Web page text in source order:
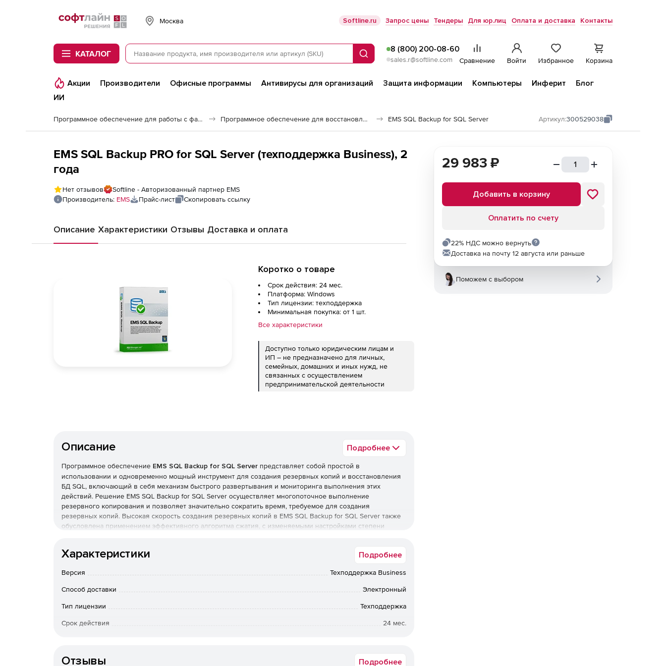
Softline
Москва Softline.ru Запрос цены Тендеры Для юр.лиц Оплата и доставка Контакты
КАТАЛОГ Поиск
8 (800) 200-08-60
sales.r@softline.com Сравнение Войти Избранное Корзина
Акции Производители Офисные программы Антивирусы для организаций Защита информации Компьютеры Инферит
Блог
ИИ
Программное обеспечение для работы с файлами и дисками Программное обеспечение для восстановления данных EMS SQL Backup for SQL Server Артикул:300529038
EMS SQL Backup PRO for SQL Server (техподдержка Business), 2
года
Нет отзывов
Softline - Авторизованный партнер EMS
Производитель: EMS Прайс-лист Скопировать ссылку
Описание Характеристики Отзывы Доставка и оплата
Коротко о товаре
Срок действия: 24 мес.
Платформа: Windows
Тип лицензии: техподдержка
Минимальная покупка: от 1 шт.
Все характеристики
Доступно только юридическим лицам и
ИП – не предназначено для личных,
семейных, домашних и иных нужд, не
связанных с осуществлением
предпринимательской деятельности
Описание Подробнее
Программное обеспечение EMS SQL Backup for SQL Server представляет собой простой в
использовании и одновременно мощный инструмент для создания резервных копий и восстановления
БД SQL, включающий в себя механизм быстрого развертывания и мониторинга выполнения этих
действий. Решение EMS SQL Backup for SQL Server осуществляет многопоточное выполнение
резервного копирования и позволяет значительно сократить время, требуемое для создания
резервных копий. Высокая скорость создания резервных копий в EMS SQL Backup for SQL Server также
обусловлена применением эффективного алгоритма сжатия, с изменяемыми настройками степени
Шифрование файлов резервных копий
создания, используя AES, DES, Blowfish алгоритмы.
EMS SQL Backup может сохранять резервные копии в удаленное хранилище. Реализована поддержка
задачи по обслуживанию БД, как реиндексация, обновление статистики, усечение, доставка журналов и
Характеристики Подробнее
Версия Техподдержка Business
Способ доставки Электронный
Тип лицензии Техподдержка
Срок действия 24 мес.
Отзывы Подробнее
29 983 ₽
Добавить в корзину
Оплатить по счету
22% НДС можно вернуть
Доставка на почту 12 августа или раньше
Поможем с выбором